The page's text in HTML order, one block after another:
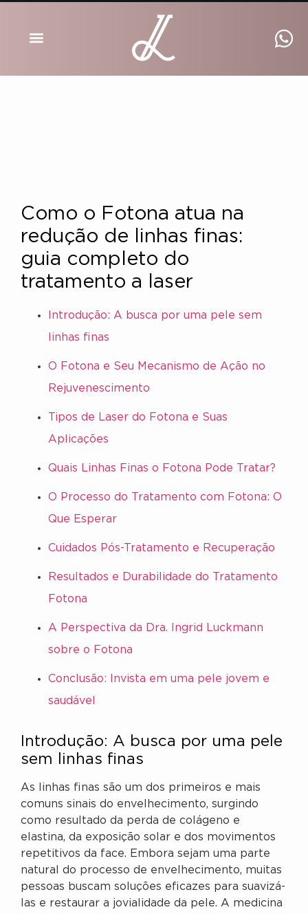
Como o Fotona atua na
redução de linhas finas:
guia completo do
tratamento a laser
Introdução: A busca por uma pele sem
linhas finas
O Fotona e Seu Mecanismo de Ação no
Rejuvenescimento
Tipos de Laser do Fotona e Suas
Aplicações
Quais Linhas Finas o Fotona Pode Tratar?
O Processo do Tratamento com Fotona: O
Que Esperar
Cuidados Pós-Tratamento e Recuperação
Resultados e Durabilidade do Tratamento
Fotona
A Perspectiva da Dra. Ingrid Luckmann
sobre o Fotona
Conclusão: Invista em uma pele jovem e
saudável
Introdução: A busca por uma pele
sem linhas finas
As linhas finas são um dos primeiros e mais
comuns sinais do envelhecimento, surgindo
como resultado da perda de colágeno e
elastina, da exposição solar e dos movimentos
repetitivos da face. Embora sejam uma parte
natural do processo de envelhecimento, muitas
pessoas buscam soluções eficazes para suavizá-
las e restaurar a jovialidade da pele. A medicina